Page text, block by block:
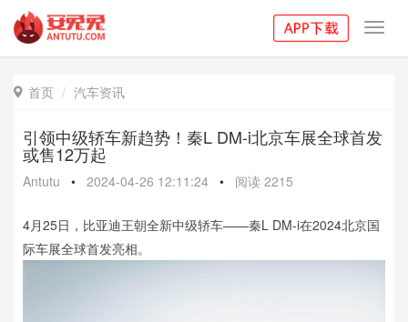
 首页 汽车资讯
引领中级轿车新趋势！秦L DM-i北京车展全球首发
或售12万起
Antutu • 2024-04-26 12:11:24 • 阅读 2215
4月25日，比亚迪王朝全新中级轿车——秦L DM-i在2024北京国
际车展全球首发亮相。